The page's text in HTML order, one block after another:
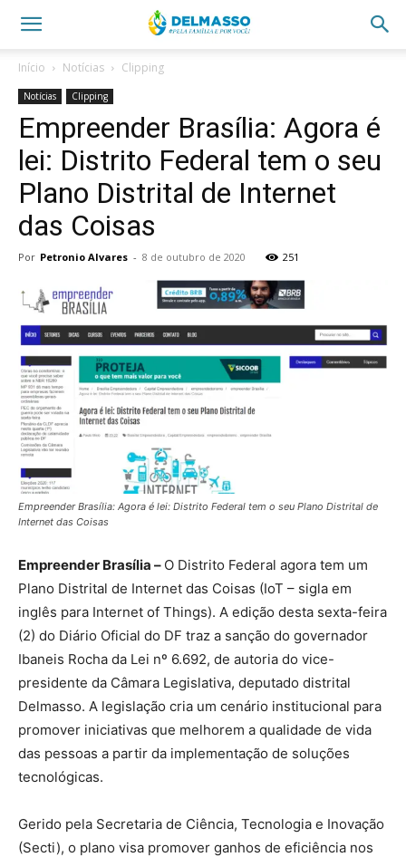
Início Notícias Clipping
Notícias Clipping
Empreender Brasília: Agora é
lei: Distrito Federal tem o seu
Plano Distrital de Internet
das Coisas
Por Petronio Alvares - 8 de outubro de 2020 251
Empreender Brasília: Agora é lei: Distrito Federal tem o seu Plano Distrital de
Internet das Coisas
Empreender Brasília – O Distrito Federal agora tem um
Plano Distrital de Internet das Coisas (IoT – sigla em
inglês para Internet of Things). A edição desta sexta-feira
(2) do Diário Oficial do DF traz a sanção do governador
Ibaneis Rocha da Lei nº 6.692, de autoria do vice-
presidente da Câmara Legislativa, deputado distrital
Delmasso. A legislação cria um cenário institucional para
promover iniciativas que melhorem a qualidade de vida
das pessoas a partir da implementação de soluções
tecnológicas.
Gerido pela Secretaria de Ciência, Tecnologia e Inovação
(Secti), o plano visa promover ganhos de eficiência nos